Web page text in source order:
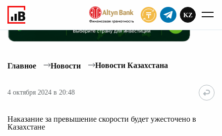
KZ
Главное Новости Новости Казахстана
4 октября 2024 в 20:48
Наказание за превышение скорости будет ужесточено в
Казахстане